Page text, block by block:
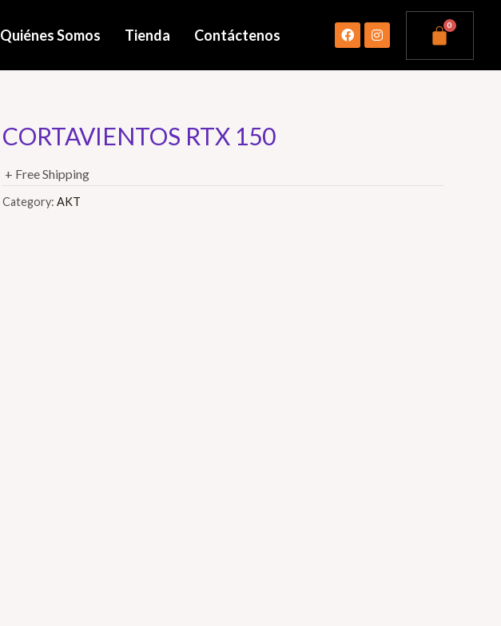
Quiénes Somos Tienda Contáctenos
CORTAVIENTOS RTX 150
+ Free Shipping
Category: AKT